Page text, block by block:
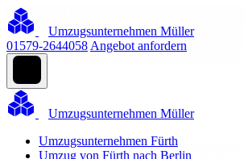
Umzugsunternehmen Müller
01579-2644058 Angebot anfordern
Umzugsunternehmen Müller
Umzugsunternehmen Fürth
Umzug von Fürth nach Berlin